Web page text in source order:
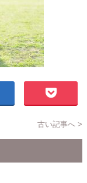
古い記事へ >